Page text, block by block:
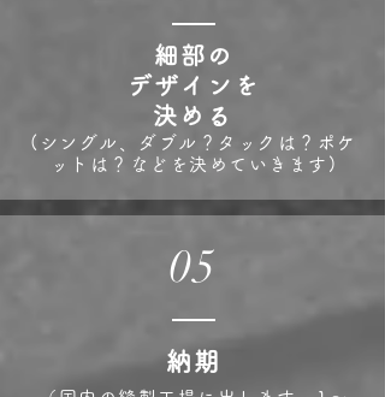
細部の
デザインを
決め る
(シングル、ダブル？タックは？ポケ
ットは？などを決めていきます)
05
納期